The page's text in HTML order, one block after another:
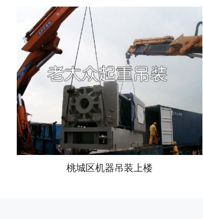
桃城区机器吊装上楼